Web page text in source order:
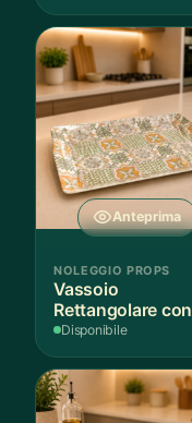
Anteprima
NOLEGGIO PROPS
Vassoio
Rettangolare con
Fantasia
Disponibile